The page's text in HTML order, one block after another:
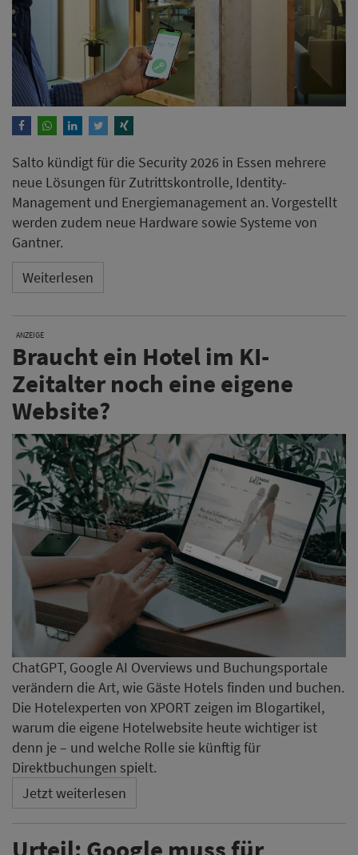
Salto kündigt für die Security 2026 in Essen mehrere
neue Lösungen für Zutrittskontrolle, Identity-
Management und Energiemanagement an. Vorgestellt
werden zudem neue Hardware sowie Systeme von
Gantner.
Weiterlesen
ANZEIGE
Braucht ein Hotel im KI-
Zeitalter noch eine eigene
Website?
ChatGPT, Google AI Overviews und Buchungsportale
verändern die Art, wie Gäste Hotels finden und buchen.
Die Hotelexperten von XPORT zeigen im Blogartikel,
warum die eigene Hotelwebsite heute wichtiger ist
denn je – und welche Rolle sie künftig für
Direktbuchungen spielt.
Jetzt weiterlesen